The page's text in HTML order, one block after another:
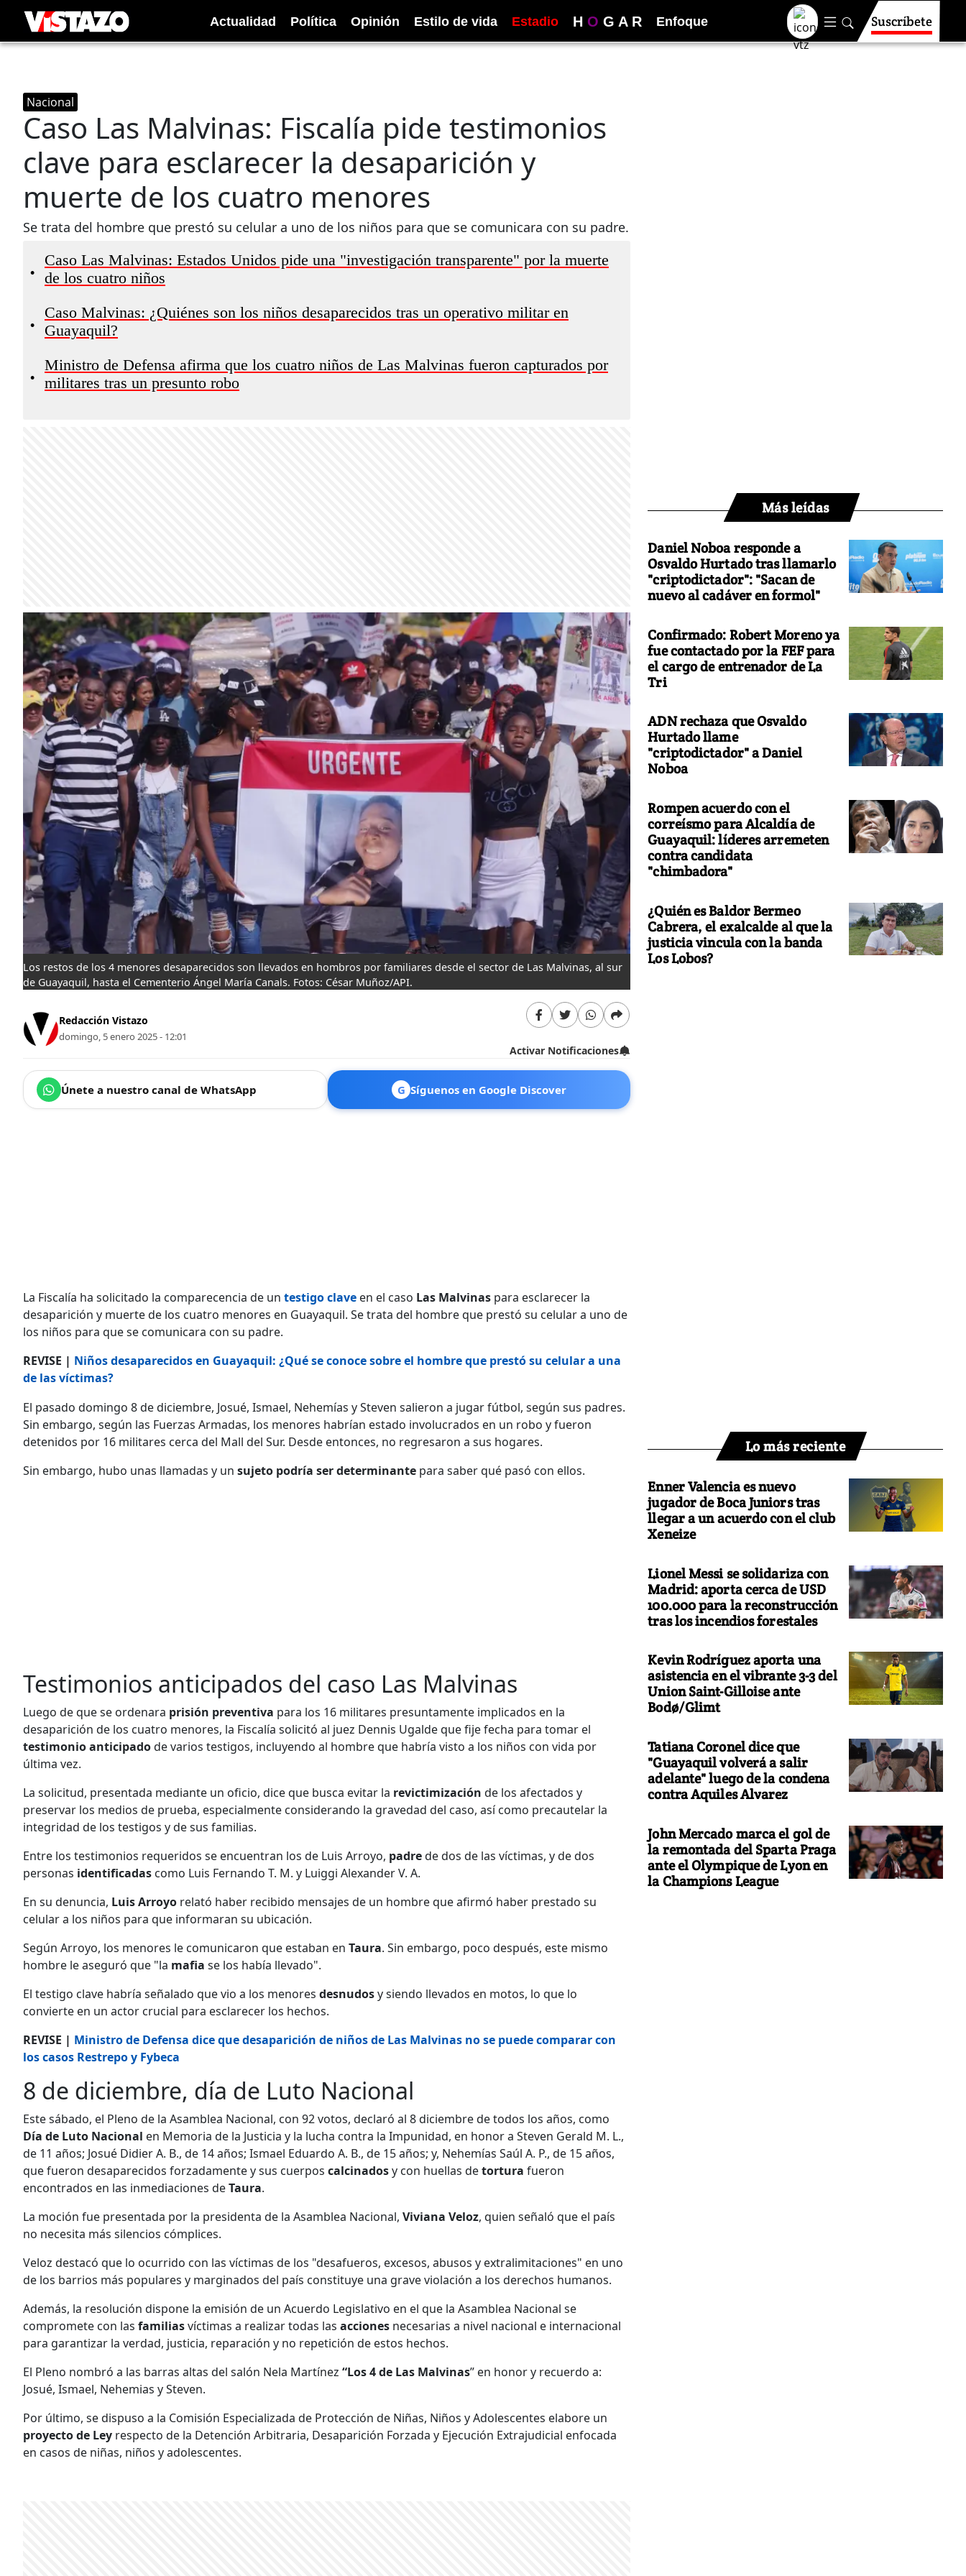
Actualidad Política Opinión Estilo de vida Estadio H O G A R Enfoque Suscríbete
Nacional
Caso Las Malvinas: Fiscalía pide testimonios
clave para esclarecer la desaparición y
muerte de los cuatro menores
Se trata del hombre que prestó su celular a uno de los niños para que se comunicara con su padre.
•
Caso Las Malvinas: Estados Unidos pide una "investigación transparente" por la muerte
de los cuatro niños
•
Caso Malvinas: ¿Quiénes son los niños desaparecidos tras un operativo militar en
Guayaquil?
•
Ministro de Defensa afirma que los cuatro niños de Las Malvinas fueron capturados por
militares tras un presunto robo
Los restos de los 4 menores desaparecidos son llevados en hombros por familiares desde el sector de Las Malvinas, al sur
de Guayaquil, hasta el Cementerio Ángel María Canals. Fotos: César Muñoz/API.
Redacción Vistazo
domingo, 5 enero 2025 - 12:01
Activar Notificaciones
Únete a nuestro canal de WhatsApp G Síguenos en Google Discover
La Fiscalía ha solicitado la comparecencia de un testigoclave en el caso Las Malvinas para esclarecer la
desaparición y muerte de los cuatro menores en Guayaquil. Se trata del hombre que prestó su celular a uno de
los niños para que se comunicara con su padre.
REVISE | Niños desaparecidos en Guayaquil: ¿Qué se conoce sobre el hombre que prestó su celular a una
de las víctimas?
El pasado domingo 8 de diciembre, Josué, Ismael, Nehemías y Steven salieron a jugar fútbol, según sus padres.
Sin embargo, según las Fuerzas Armadas, los menores habrían estado involucrados en un robo y fueron
detenidos por 16 militares cerca del Mall del Sur. Desde entonces, no regresaron a sus hogares.
Sin embargo, hubo unas llamadas y un sujeto podría ser determinante para saber qué pasó con ellos.
Testimonios anticipados del caso Las Malvinas
Luego de que se ordenara prisión preventiva para los 16 militares presuntamente implicados en la
desaparición de los cuatro menores, la Fiscalía solicitó al juez Dennis Ugalde que fije fecha para tomar el
testimonio anticipadode varios testigos, incluyendo al hombre que habría visto a los niños con vida por
última vez.
La solicitud, presentada mediante un oficio, dice que busca evitar la revictimización de los afectados y
preservar los medios de prueba, especialmente considerando la gravedad del caso, así como precautelar la
integridad de los testigos y de sus familias.
Entre los testimonios requeridos se encuentran los de Luis Arroyo, padrede dos de las víctimas, y de dos
personas identificadas como Luis Fernando T. M. y Luiggi Alexander V. A.
En su denuncia, Luis Arroyo relató haber recibido mensajes de un hombre que afirmó haber prestado su
celular a los niños para que informaran su ubicación.
Según Arroyo, los menores le comunicaron que estaban en Taura. Sin embargo, poco después, este mismo
hombre le aseguró que "la mafia se los había llevado".
El testigo clave habría señalado que vio a los menores desnudosy siendo llevados en motos, lo que lo
convierte en un actor crucial para esclarecer los hechos.
REVISE | Ministro de Defensa dice que desaparición de niños de Las Malvinas no se puede comparar con
los casos Restrepo y Fybeca
8 de diciembre, día de Luto Nacional
Este sábado, el Pleno de la Asamblea Nacional, con 92 votos, declaró al 8 diciembre de todos los años, como
Día de Luto Nacional en Memoria de la Justicia y la lucha contra la Impunidad, en honor a Steven Gerald M. L.,
de 11 años; Josué Didier A. B., de 14 años; Ismael Eduardo A. B., de 15 años; y, Nehemías Saúl A. P., de 15 años,
que fueron desaparecidos forzadamente y sus cuerpos calcinadosy con huellas detortura fueron
encontrados en las inmediaciones deTaura.
La moción fue presentada por la presidenta de la Asamblea Nacional, Viviana Veloz, quien señaló que el país
no necesita más silencios cómplices.
Veloz destacó que lo ocurrido con las víctimas de los "desafueros, excesos, abusos y extralimitaciones" en uno
de los barrios más populares y marginados del país constituye una grave violación a los derechos humanos.
Además, la resolución dispone la emisión de un Acuerdo Legislativo en el que la Asamblea Nacional se
compromete con las familiasvíctimas a realizar todas las acciones necesarias a nivel nacional e internacional
para garantizar la verdad, justicia, reparación y no repetición de estos hechos.
El Pleno nombró a las barras altas del salón Nela Martínez “Los 4 de Las Malvinas” en honor y recuerdo a:
Josué, Ismael, Nehemias y Steven.
Por último, se dispuso a la Comisión Especializada de Protección de Niñas, Niños y Adolescentes elabore un
proyecto de Ley respecto de la Detención Arbitraria, Desaparición Forzada y Ejecución Extrajudicial enfocada
en casos de niñas, niños y adolescentes.
Más leídas
Daniel Noboa responde a
Osvaldo Hurtado tras llamarlo
"criptodictador": "Sacan de
nuevo al cadáver en formol"
Confirmado: Robert Moreno ya
fue contactado por la FEF para
el cargo de entrenador de La
Tri
ADN rechaza que Osvaldo
Hurtado llame
"criptodictador" a Daniel
Noboa
Rompen acuerdo con el
correísmo para Alcaldía de
Guayaquil: líderes arremeten
contra candidata
"chimbadora"
¿Quién es Baldor Bermeo
Cabrera, el exalcalde al que la
justicia vincula con la banda
Los Lobos?
Lo más reciente
Enner Valencia es nuevo
jugador de Boca Juniors tras
llegar a un acuerdo con el club
Xeneize
Lionel Messi se solidariza con
Madrid: aporta cerca de USD
100.000 para la reconstrucción
tras los incendios forestales
Kevin Rodríguez aporta una
asistencia en el vibrante 3-3 del
Union Saint-Gilloise ante
Bodø/Glimt
Tatiana Coronel dice que
"Guayaquil volverá a salir
adelante" luego de la condena
contra Aquiles Alvarez
John Mercado marca el gol de
la remontada del Sparta Praga
ante el Olympique de Lyon en
la Champions League